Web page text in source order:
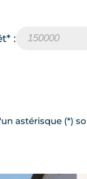
:
astérisque (*)